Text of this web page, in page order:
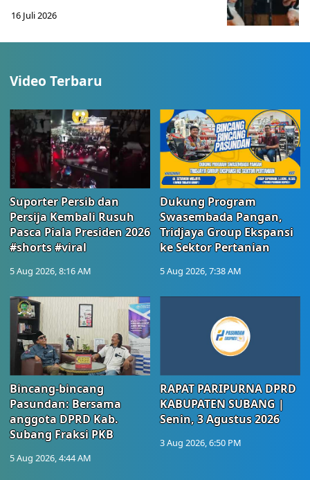
16 Juli 2026
Video Terbaru
Suporter Persib dan
Persija Kembali Rusuh
Pasca Piala Presiden 2026
#shorts #viral
5 Aug 2026, 8:16 AM
Dukung Program
Swasembada Pangan,
Tridjaya Group Ekspansi
ke Sektor Pertanian
5 Aug 2026, 7:38 AM
Bincang-bincang
Pasundan: Bersama
anggota DPRD Kab.
Subang Fraksi PKB
5 Aug 2026, 4:44 AM
RAPAT PARIPURNA DPRD
KABUPATEN SUBANG |
Senin, 3 Agustus 2026
3 Aug 2026, 6:50 PM